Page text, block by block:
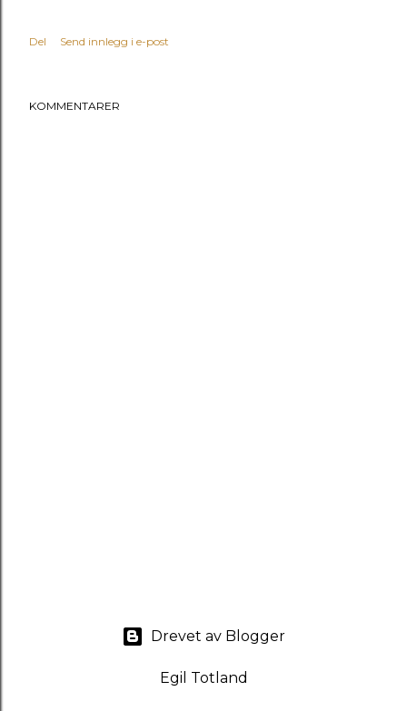
Del Send innlegg i e-post
KOMMENTARER
Drevet av Blogger
Egil Totland